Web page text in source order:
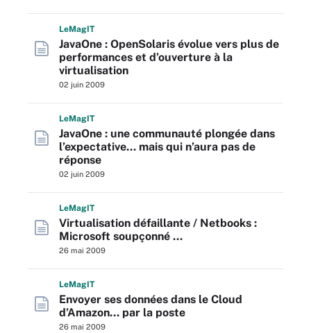
LeMagIT
JavaOne : OpenSolaris évolue vers plus de
performances et d’ouverture à la
virtualisation
02 juin 2009
LeMagIT
JavaOne : une communauté plongée dans
l’expectative… mais qui n’aura pas de
réponse
02 juin 2009
LeMagIT
Virtualisation défaillante / Netbooks :
Microsoft soupçonné …
26 mai 2009
LeMagIT
Envoyer ses données dans le Cloud
d’Amazon… par la poste
26 mai 2009